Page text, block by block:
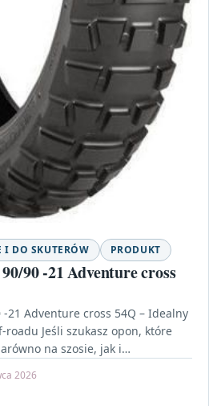
I DO SKUTERÓW PRODUKT
90 -21 Adventure cross
-21 Adventure cross 54Q – Idealny
Jeśli szukasz opon, które
na szosie, jak i…
2026